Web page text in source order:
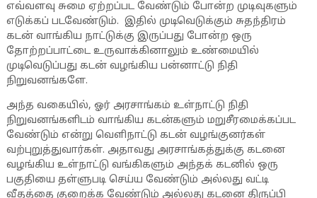
எவ்வளவு சுமை ஏற்றப்பட வேண்டும் போன்ற முடிவுகளும்
எடுக்கப் படவேண்டும். இதில் முடிவெடுக்கும் சுதந்திரம்
கடன் வாங்கிய நாட்டுக்கு இருப்பது போன்ற ஒரு
தோற்றப்பாட்டை உருவாக்கினாலும் உண்மையில்
முடிவெடுப்பது கடன் வழங்கிய பன்னாட்டு நிதி
நிறுவனங்களே.
அந்த வகையில், ஓர் அரசாங்கம் உள்நாட்டு நிதி
நிறுவனங்களிடம் வாங்கிய கடன்களும் மறுசீரமைக்கப்பட
வேண்டும் என்று வெளிநாட்டு கடன் வழங்குனர்கள்
வற்புறுத்துவார்கள். அதாவது அரசாங்கத்துக்கு கடனை
வழங்கிய உள்நாட்டு வங்கிகளும் அந்தக் கடனில் ஒரு
பகுதியை தள்ளுபடி செய்ய வேண்டும் அல்லது வட்டி
வீதத்தை குறைக்க வேண்டும் அல்லது கடனை திருப்பி